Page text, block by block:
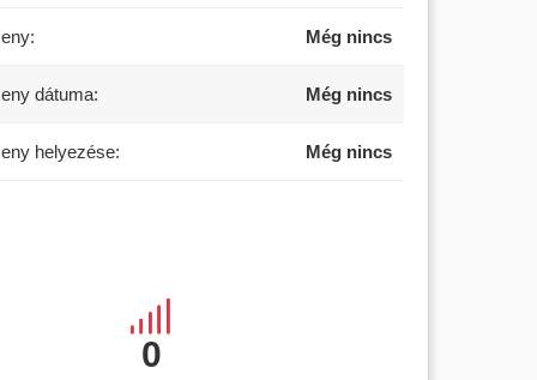
Még nincs
dátuma: Még nincs
helyezése: Még nincs
0